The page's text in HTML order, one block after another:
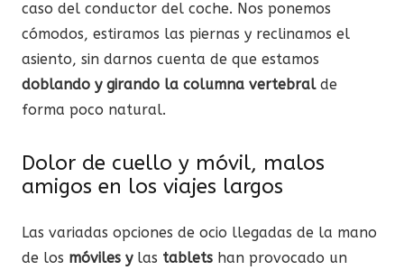
caso del conductor del coche. Nos ponemos
cómodos, estiramos las piernas y reclinamos el
asiento, sin darnos cuenta de que estamos
doblando y girando la columna vertebral de
forma poco natural.
Dolor de cuello y móvil, malos
amigos en los viajes largos
Las variadas opciones de ocio llegadas de la mano
de los móviles ylas tablets han provocado un